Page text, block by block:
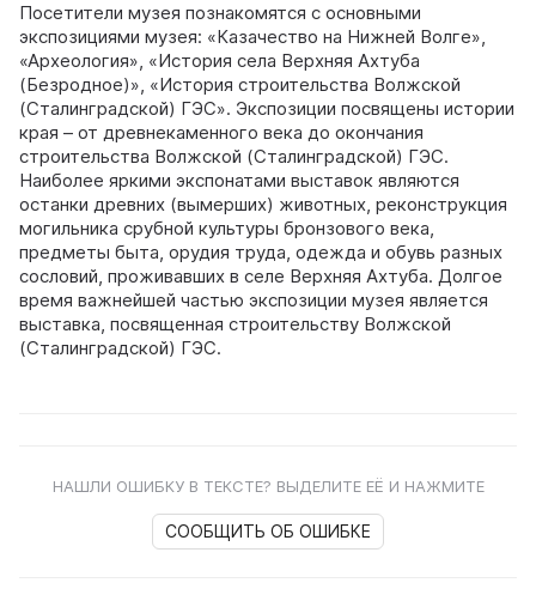
Посетители музея познакомятся с основными
экспозициями музея: «Казачество на Нижней Волге»,
«Археология», «История села Верхняя Ахтуба
(Безродное)», «История строительства Волжской
(Сталинградской) ГЭС». Экспозиции посвящены истории
края – от древнекаменного века до окончания
строительства Волжской (Сталинградской) ГЭС.
Наиболее яркими экспонатами выставок являются
останки древних (вымерших) животных, реконструкция
могильника срубной культуры бронзового века,
предметы быта, орудия труда, одежда и обувь разных
сословий, проживавших в селе Верхняя Ахтуба. Долгое
время важнейшей частью экспозиции музея является
выставка, посвященная строительству Волжской
(Сталинградской) ГЭС.
НАШЛИ ОШИБКУ В ТЕКСТЕ? ВЫДЕЛИТЕ ЕЁ И НАЖМИТЕ
СООБЩИТЬ ОБ ОШИБКЕ